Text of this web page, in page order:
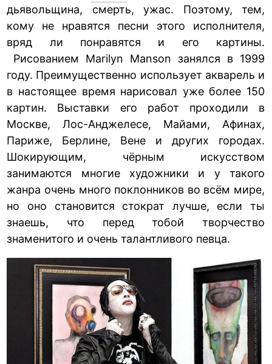
дьявольщина, смерть, ужас. Поэтому, тем,
кому не нравятся песни этого исполнителя,
вряд ли понравятся и его картины.
Рисованием Marilyn Manson занялся в 1999
году. Преимущественно использует акварель и
в настоящее время нарисовал уже более 150
картин. Выставки его работ проходили в
Москве, Лос-Анджелесе, Майами, Афинах,
Париже, Берлине, Вене и других городах.
Шокирующим, чёрным искусством
занимаются многие художники и у такого
жанра очень много поклонников во всём мире,
но оно становится стократ лучше, если ты
знаешь, что перед тобой творчество
знаменитого и очень талантливого певца.